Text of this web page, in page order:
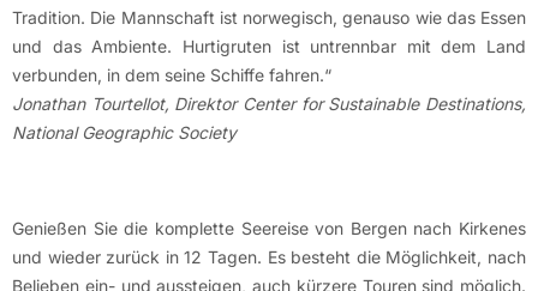
Tradition. Die Mannschaft ist norwegisch, genauso wie das Essen
und das Ambiente. Hurtigruten ist untrennbar mit dem Land
verbunden, in dem seine Schiffe fahren.“
Jonathan Tourtellot, Direktor Center for Sustainable Destinations,
National Geographic Society
Genießen Sie die komplette Seereise von Bergen nach Kirkenes
und wieder zurück in 12 Tagen. Es besteht die Möglichkeit, nach
Belieben ein- und aussteigen, auch kürzere Touren sind möglich.